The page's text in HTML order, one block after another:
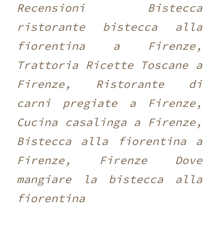
Recensioni Bistecca
ristorante bistecca alla
fiorentina a Firenze,
Trattoria Ricette Toscane a
Firenze, Ristorante di
carni pregiate a Firenze,
Cucina casalinga a Firenze,
Bistecca alla fiorentina a
Firenze, Firenze Dove
mangiare la bistecca alla
fiorentina